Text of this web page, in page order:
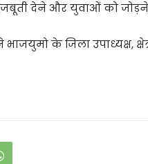
देने और युवाओं को
के जिला उपाध्यक्ष,